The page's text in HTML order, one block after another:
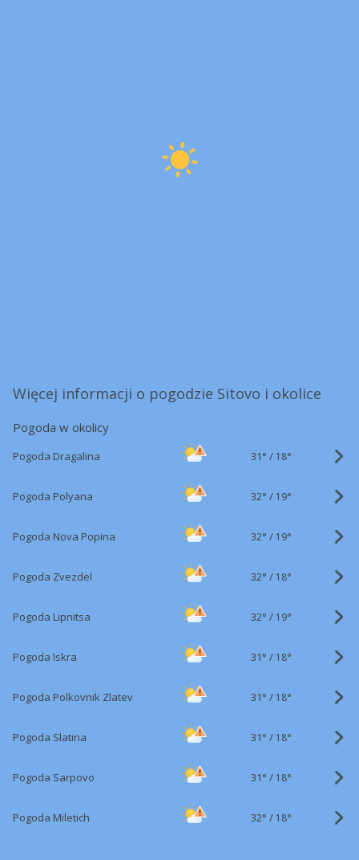
Więcej informacji o pogodzie Sitovo i okolice
Pogoda w okolicy
Pogoda Dragalina 31° / 18°
Pogoda Polyana 32° / 19°
Pogoda Nova Popina 32° / 19°
Pogoda Zvezdel 32° / 18°
Pogoda Lipnitsa 32° / 19°
Pogoda Iskra 31° / 18°
Pogoda Polkovnik Zlatev 31° / 18°
Pogoda Slatina 31° / 18°
Pogoda Sarpovo 31° / 18°
Pogoda Miletich 32° / 18°